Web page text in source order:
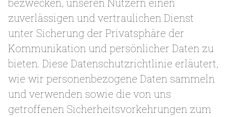
zuverlässigen und vertraulichen Dienst
unter Sicherung der Privatsphäre der
Kommunikation und persönlicher Daten zu
bieten. Diese Datenschutzrichtlinie erläutert,
wie wir personenbezogene Daten sammeln
und verwenden sowie die von uns
getroffenen Sicherheitsvorkehrungen zum